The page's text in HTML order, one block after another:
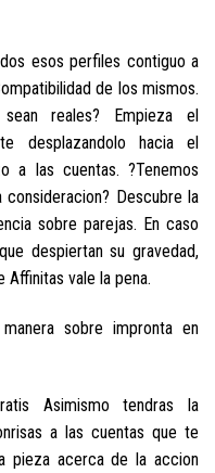
esos perfiles contiguo a
de los mismos.
reales? Empieza el
desplazandolo hacia el
a las cuentas. ?Tenemos
Descubre la
sobre parejas. En caso
despiertan su gravedad,
vale la pena.
sobre impronta en
Asimismo tendras la
a las cuentas que te
pieza acerca de la accion